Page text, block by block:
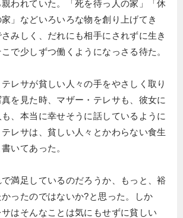
親われていた。「死を待っ人の家」「休
」などいろいろな物を創り上げてき
みしく、だれにも相手にされずに生き
で少しずつ働くようになっさる待た。
テレサが貧しい人々の手をやさしく取り
を見た時、マザー・テレサも、彼女に
、本当に幸せそうに話しているように
レサは、貧しい人々とかわらない食生
いてあった。
満足しているのだろうか、もっと、裕
ったのではないか?と思った。しか
はそんなことは気にもせずに貧しい